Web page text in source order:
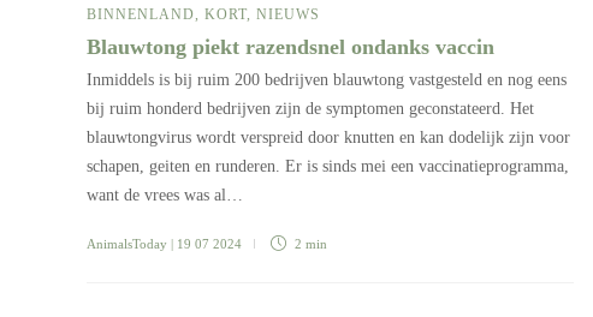
BINNENLAND KORT NIEUWS
Blauwtong piekt razendsnel ondanks vaccin
Inmiddels is bij ruim 200 bedrijven blauwtong vastgesteld en nog eens
bij ruim honderd bedrijven zijn de symptomen geconstateerd. Het
blauwtongvirus wordt verspreid door knutten en kan dodelijk zijn voor
schapen, geiten en runderen. Er is sinds mei een vaccinatieprogramma,
want de vrees was al…
AnimalsToday | 19 07 2024 2 min